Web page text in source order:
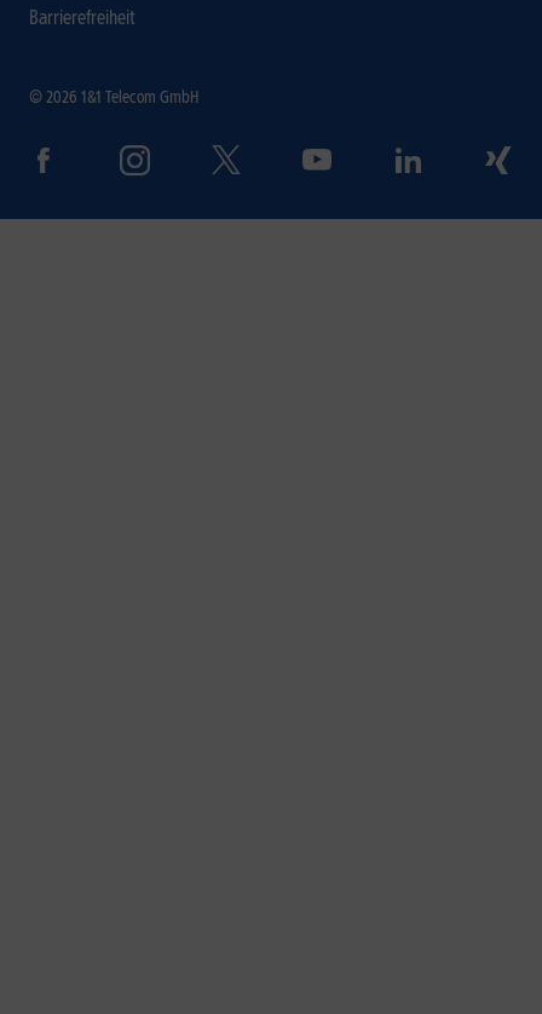
Barrierefreiheit
© 2026 1&1 Telecom GmbH